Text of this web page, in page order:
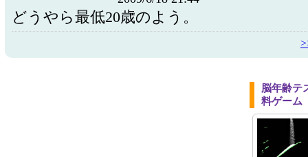
どうやら最低20歳のよう。
脳年齢テ
料ゲーム